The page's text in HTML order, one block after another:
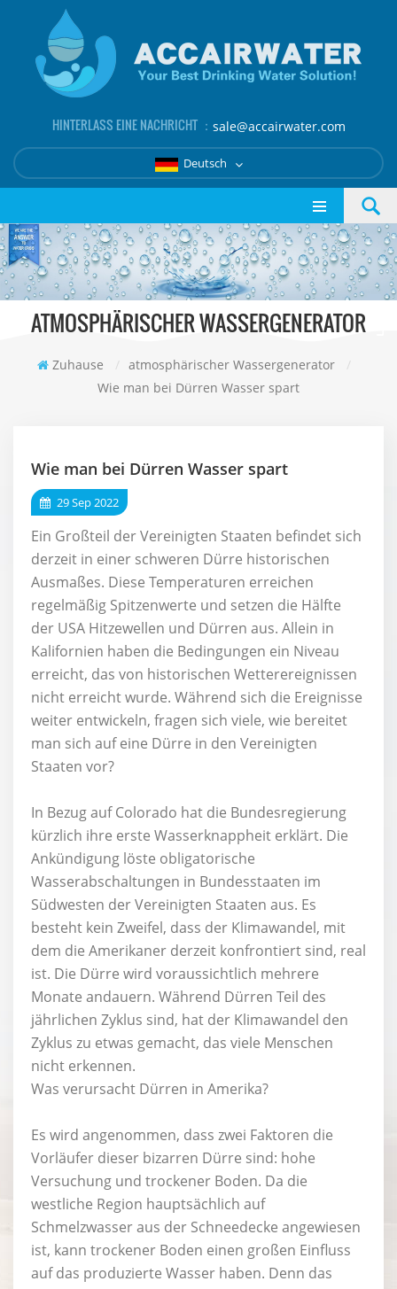
HINTERLASS EINE NACHRICHT ： sale@accairwater.com
Deutsch
ATMOSPHÄRISCHER WASSERGENERATOR
Zuhause / atmosphärischer Wassergenerator
/
Wie man bei Dürren Wasser spart
Wie man bei Dürren Wasser spart
29 Sep 2022
Ein Großteil der Vereinigten Staaten befindet sich
derzeit in einer schweren Dürre historischen
Ausmaßes. Diese Temperaturen erreichen
regelmäßig Spitzenwerte und setzen die Hälfte
der USA Hitzewellen und Dürren aus. Allein in
Kalifornien haben die Bedingungen ein Niveau
erreicht, das von historischen Wetterereignissen
nicht erreicht wurde. Während sich die Ereignisse
weiter entwickeln, fragen sich viele, wie bereitet
man sich auf eine Dürre in den Vereinigten
Staaten vor?
In Bezug auf Colorado hat die Bundesregierung
kürzlich ihre erste Wasserknappheit erklärt. Die
Ankündigung löste obligatorische
Wasserabschaltungen in Bundesstaaten im
Südwesten der Vereinigten Staaten aus. Es
besteht kein Zweifel, dass der Klimawandel, mit
dem die Amerikaner derzeit konfrontiert sind, real
ist. Die Dürre wird voraussichtlich mehrere
Monate andauern. Während Dürren Teil des
jährlichen Zyklus sind, hat der Klimawandel den
Zyklus zu etwas gemacht, das viele Menschen
nicht erkennen.
Was verursacht Dürren in Amerika?
Es wird angenommen, dass zwei Faktoren die
Vorläufer dieser bizarren Dürre sind: hohe
Versuchung und trockener Boden. Da die
westliche Region hauptsächlich auf
Schmelzwasser aus der Schneedecke angewiesen
ist, kann trockener Boden einen großen Einfluss
auf das produzierte Wasser haben. Denn das